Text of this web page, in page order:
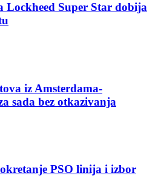
Lockheed Super Star dobija
iz Amsterdama-
sada bez otkazivanja
PSO linija i izbor